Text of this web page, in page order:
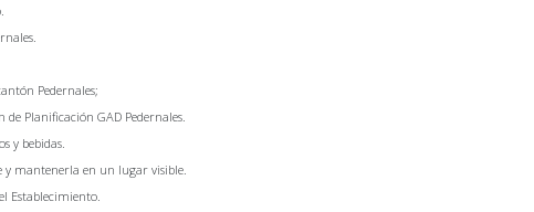
Pedernales;
Planificación GAD Pedernales.
y bebidas.
y mantenerla en un lugar visible.
Establecimiento.